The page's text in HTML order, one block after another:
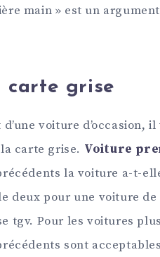
main » est un argument
carte grise
d’une voiture d’occasion,
carte grise. Voiture
la voiture a-t-
deux pour une voiture
tgv. Pour les voitures
sont